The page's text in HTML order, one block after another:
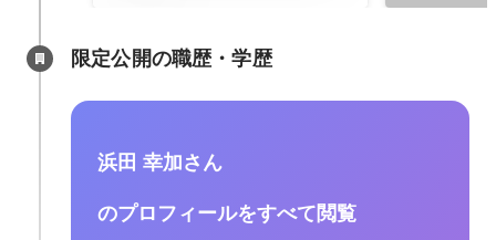
限定公開の職歴・学歴
浜田 幸加さん
のプロフィールをすべて閲覧